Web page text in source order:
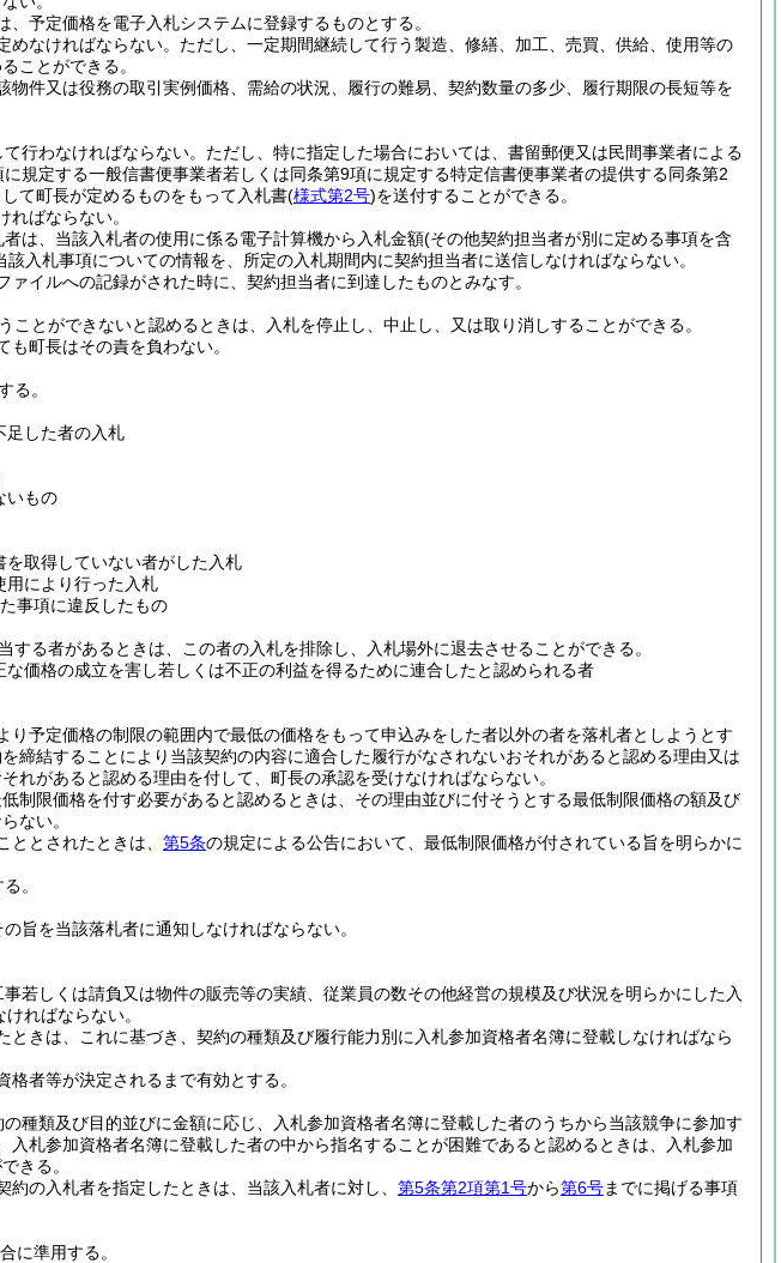
予定価格を電子入札システムに登録するものとする。
なければならない。 ただし、一定期間継続して行う製造、修繕、加工、売買、供給、使用等の
ことができる。
件又は役務の取引実例価格、需給の状況、履行の難易、契約数量の多少、履行期限の長短等を
行わなければならない。 ただし、特に指定した場合においては、書留郵便又は民間事業者による
規定する一般信書便事業者若しくは同条第9項に規定する特定信書便事業者の提供する同条第2
て町長が定めるものをもって入札書(様式第2号)を送付することができる。
ばならない。
は、当該入札者の使用に係る電子計算機から入札金額(その他契約担当者が別に定める事項を含
入札事項についての情報を、所定の入札期間内に契約担当者に送信しなければならない。
イルへの記録がされた時に、契約担当者に到達したものとみなす。
とができないと認めるときは、入札を停止し、中止し、又は取り消しすることができる。
町長はその責を負わない。
る。
足した者の入札
いもの
取得していない者がした入札
用により行った入札
事項に違反したもの
する者があるときは、この者の入札を排除し、入札場外に退去させることができる。
価格の成立を害し若しくは不正の利益を得るために連合したと認められる者
予定価格の制限の範囲内で最低の価格をもって申込みをした者以外の者を落札者としようとす
締結することにより当該契約の内容に適合した履行がなされないおそれがあると認める理由又は
れがあると認める理由を付して、町長の承認を受けなければならない。
制限価格を付す必要があると認めるときは、その理由並びに付そうとする最低制限価格の額及び
ない。
とされたときは、 第5条の規定による公告において、最低制限価格が付されている旨を明らかに
。
旨を当該落札者に通知しなければならない。
若しくは請負又は物件の販売等の実績、従業員の数その他経営の規模及び状況を明らかにした入
ればならない。
ときは、これに基づき、契約の種類及び履行能力別に入札参加資格者名簿に登載しなければなら
者等が決定されるまで有効とする。
種類及び目的並びに金額に応じ、入札参加資格者名簿に登載した者のうちから当該競争に参加す
入札参加資格者名簿に登載した者の中から指名することが困難であると認めるときは、入札参加
きる。
の入札者を指定したときは、当該入札者に対し、 第5条第2項第1号から第6号までに掲げる事項
に準用する。